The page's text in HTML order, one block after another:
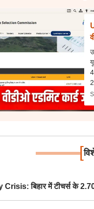
[
बिहार में टीचर्स के